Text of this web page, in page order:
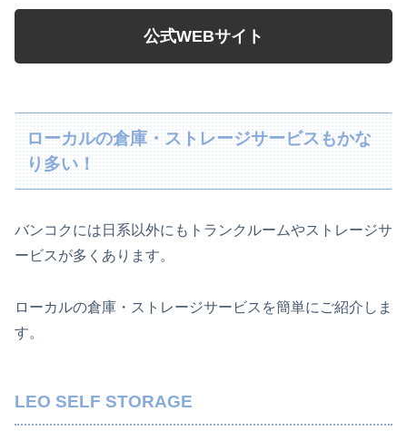
公式WEBサイト
ローカルの倉庫・ストレージサービスもかな
り多い！
バンコクには日系以外にもトランクルームやストレージサ
ービスが多くあります。
ローカルの倉庫・ストレージサービスを簡単にご紹介しま
す。
LEO SELF STORAGE